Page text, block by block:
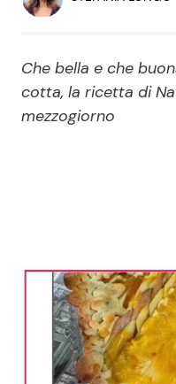
Economia
Persone Scomparse
Politica
News Cinema
News Musica
News Spettacolo
Che bella e che
cotta, la ricetta di
mezzogiorno